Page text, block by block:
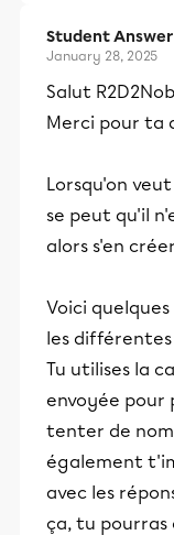
Student Answer
January 28, 2025
Salut
Merci pour ta
Lorsqu'on
se peut qu'il
alors s'en
Voici
les
Tu utilises la
envoyée pour
tenter de
également
avec les
ça, tu pourras